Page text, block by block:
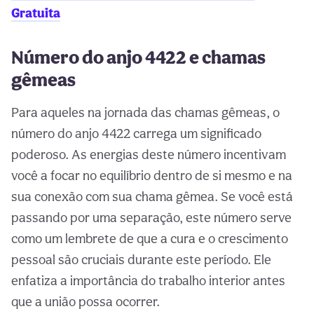
Gratuita
Número do anjo 4422 e chamas
gêmeas
Para aqueles na jornada das chamas gêmeas, o
número do anjo 4422 carrega um significado
poderoso. As energias deste número incentivam
você a focar no equilíbrio dentro de si mesmo e na
sua conexão com sua chama gêmea. Se você está
passando por uma separação, este número serve
como um lembrete de que a cura e o crescimento
pessoal são cruciais durante este período. Ele
enfatiza a importância do trabalho interior antes
que a união possa ocorrer.